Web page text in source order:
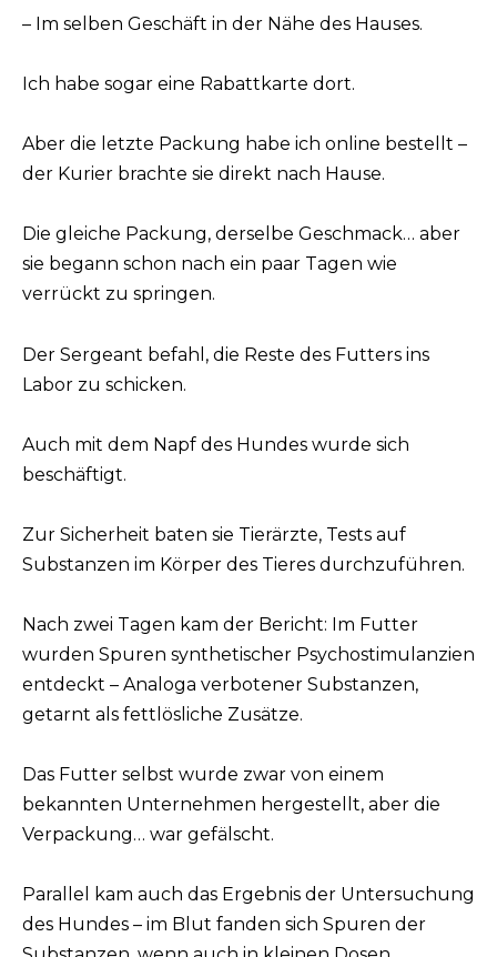
– Im selben Geschäft in der Nähe des Hauses.
Ich habe sogar eine Rabattkarte dort.
Aber die letzte Packung habe ich online bestellt –
der Kurier brachte sie direkt nach Hause.
Die gleiche Packung, derselbe Geschmack… aber
sie begann schon nach ein paar Tagen wie
verrückt zu springen.
Der Sergeant befahl, die Reste des Futters ins
Labor zu schicken.
Auch mit dem Napf des Hundes wurde sich
beschäftigt.
Zur Sicherheit baten sie Tierärzte, Tests auf
Substanzen im Körper des Tieres durchzuführen.
Nach zwei Tagen kam der Bericht: Im Futter
wurden Spuren synthetischer Psychostimulanzien
entdeckt – Analoga verbotener Substanzen,
getarnt als fettlösliche Zusätze.
Das Futter selbst wurde zwar von einem
bekannten Unternehmen hergestellt, aber die
Verpackung… war gefälscht.
Parallel kam auch das Ergebnis der Untersuchung
des Hundes – im Blut fanden sich Spuren der